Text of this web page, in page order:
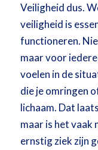
Veiligheid dus.
veiligheid is
functioneren.
maar voor
voelen in de
die je omringen
lichaam. Dat
maar is het vaak
ernstig ziek zijn